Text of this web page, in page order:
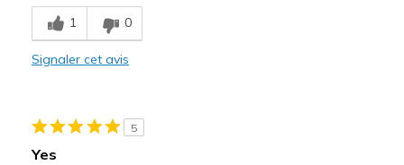
Les meilleures utilisations
Casual Wear
Travel
Sizing
View On Shoes
1 0
Signaler cet avis
5
Yes